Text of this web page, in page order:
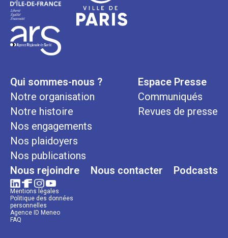
Qui sommes-nous ?
Notre organisation
Notre histoire
Nos engagements
Nos plaidoyers
Nos publications
Espace Presse
Communiqués
Revues de presse
Nous rejoindre Nous contacter Podcasts
Mentions légales
Politique des données
personnelles
Agence ID Meneo
FAQ